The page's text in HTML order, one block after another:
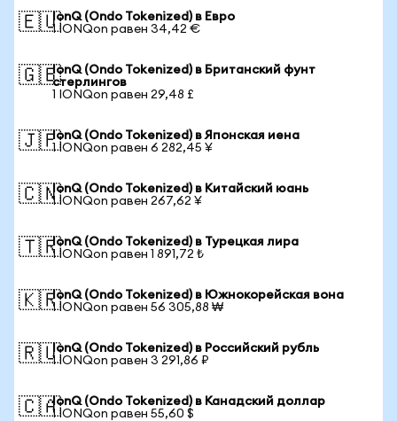
🇪🇺IonQ (Ondo Tokenized) в Евро
1 IONQon равен 34,42 €
🇬🇧IonQ (Ondo Tokenized) в Британский фунт
стерлингов
1 IONQon равен 29,48 £
🇯🇵IonQ (Ondo Tokenized) в Японская иена
1 IONQon равен 6 282,45 ¥
🇨🇳IonQ (Ondo Tokenized) в Китайский юань
1 IONQon равен 267,62 ¥
🇹🇷IonQ (Ondo Tokenized) в Турецкая лира
1 IONQon равен 1 891,72 ₺
🇰🇷IonQ (Ondo Tokenized) в Южнокорейская вона
1 IONQon равен 56 305,88 ₩
🇷🇺IonQ (Ondo Tokenized) в Российский рубль
1 IONQon равен 3 291,86 ₽
🇨🇦IonQ (Ondo Tokenized) в Канадский доллар
1 IONQon равен 55,60 $